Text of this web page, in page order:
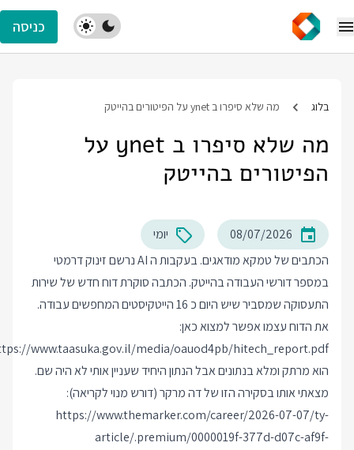
כניסה
בלוג מה שלא סיפרו ב ynet על הפיטורים בהייטק
מה שלא סיפרו ב ynet על
הפיטורים בהייטק
08/07/2026
יומי
הכתבים של טמקאמודאגים
. בעקבות ה AI נרשם זינוק דרמטי
במספר דורשי העבודה בהייטק. הכתבה סוקרת דוח חדש של שירות
התעסוקה שמסביר שיש היום כ 16 הייטקיסטים המחפשים עבודה.
את הדוח עצמו אפשר למצוא כאן:
www.taasuka.gov.il/media/oauod4pb/hitech_report.pdf
הוא מרתק ומלא בנתונים אבל הנתון היחיד שעניין אותי לא היה שם.
מצאתי אותו בסקירה הזו של דה מרקר (דורש מנוי לקריאה):
https://www.themarker.com/career/2026-07-07/ty-
article/.premium/0000019f-377d-d07c-af9f-